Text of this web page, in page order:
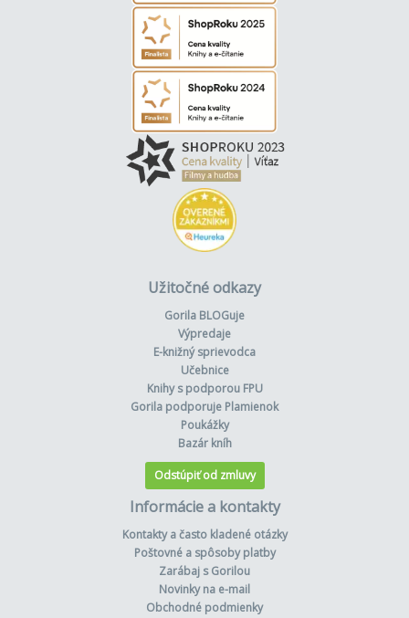
Užitočné odkazy
Gorila BLOGuje
Výpredaje
E-knižný sprievodca
Učebnice
Knihy s podporou FPU
Gorila podporuje Plamienok
Poukážky
Bazár kníh
Odstúpiť od zmluvy
Informácie a kontakty
Kontakty a často kladené otázky
Poštovné a spôsoby platby
Zarábaj s Gorilou
Novinky na e-mail
Obchodné podmienky